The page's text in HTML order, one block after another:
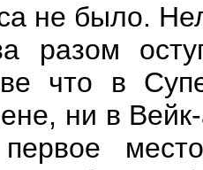
не было.
разом
что в
ни в